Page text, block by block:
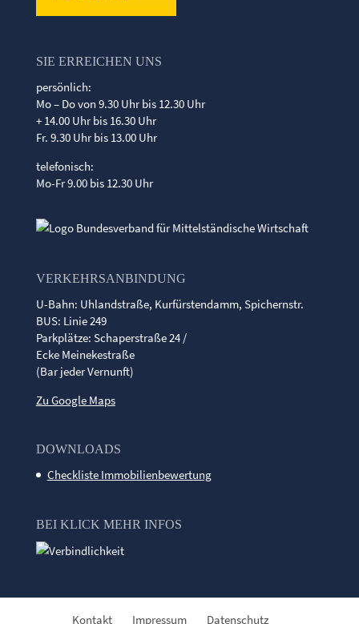
SIE ERREICHEN UNS
persönlich:
Mo – Do von 9.30 Uhr bis 12.30 Uhr
+ 14.00 Uhr bis 16.30 Uhr
Fr. 9.30 Uhr bis 13.00 Uhr
telefonisch:
Mo-Fr 9.00 bis 12.30 Uhr
VERKEHRSANBINDUNG
U-Bahn: Uhlandstraße, Kurfürstendamm, Spichernstr.
BUS: Linie 249
Parkplätze: Schaperstraße 24 /
Ecke Meinekestraße
(Bar jeder Vernunft)
Zu Google Maps
DOWNLOADS
Checkliste Immobilienbewertung
BEI KLICK MEHR INFOS
Kontakt Impressum Datenschutz